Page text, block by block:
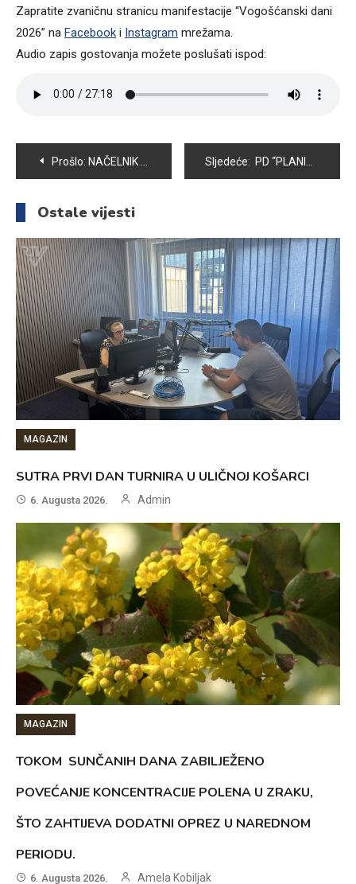
Zapratite zvaničnu stranicu manifestacije “Vogošćanski dani
2026” na Facebook i Instagram mrežama.
Audio zapis gostovanja možete poslušati ispod:
Navigacija
članaka
Prošlo: NAČELNIK HASANOVIĆ POTPISAO SPORAZUM S MINISTARSTVOM PRIVREDE KS, 450.000 KM ZA REGULACIJU I ČIŠĆENJE KORITA RIJEKA Sljedeće: PD “PLANINAR” OVOG VIKENDA ORGANIZUJE TRADICIONALNU MANIFESTACIJU “PLANINARSKA ROŠTILJADA – SARAJEVSKI ĆEVAP”
Ostale vijesti
MAGAZIN
SUTRA PRVI DAN TURNIRA U ULIČNOJ KOŠARCI
6. Augusta 2026. Admin
MAGAZIN
TOKOM SUNČANIH DANA ZABILJEŽENO
POVEĆANJE KONCENTRACIJE POLENA U ZRAKU,
ŠTO ZAHTIJEVA DODATNI OPREZ U NAREDNOM
PERIODU.
6. Augusta 2026. Amela Kobiljak